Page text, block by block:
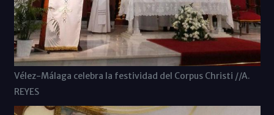
Vélez-Málaga celebra la festividad del Corpus Christi //A.
REYES